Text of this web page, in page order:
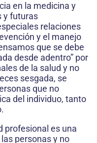
en la medicina y
y futuras
relaciones
y el manejo
que se debe
desde adentro” por
de la salud y no
sesgada, se
que no
del individuo, tanto
profesional es una
personas y no